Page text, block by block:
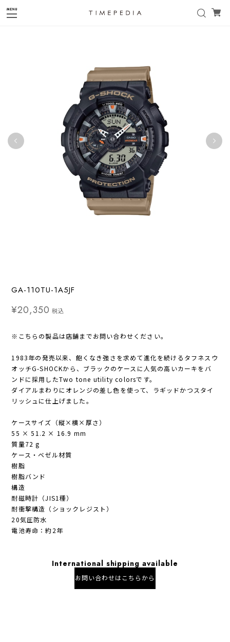
GA-110TU-1A5JF
¥20,350 税込
※こちらの製品は店舗までお問い合わせください。
1983年の発売以来、飽くなき強さを求めて進化を続けるタフネスウ
オッチG-SHOCKから、ブラックのケースに人気の高いカーキをバ
ンドに採用したTwo tone utility colorsです。
ダイアルまわりにオレンジの差し色を使って、ラギッドかつスタイ
リッシュに仕上げました。
ケースサイズ（縦×横×厚さ）
55 × 51.2 × 16.9 mm
質量72 g
ケース・ベゼル材質
樹脂
樹脂バンド
構造
耐磁時計（JIS1種）
耐衝撃構造（ショックレジスト）
20気圧防水
電池寿命：約2年
International shipping available
お問い合わせはこちらから